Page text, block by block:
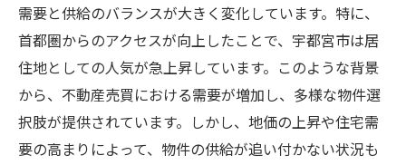
需要と供給のバランスが大きく変化しています。特に、
首都圏からのアクセスが向上したことで、宇都宮市は居
住地としての人気が急上昇しています。このような背景
から、不動産売買における需要が増加し、多様な物件選
択肢が提供されています。しかし、地価の上昇や住宅需
要の高まりによって、物件の供給が追い付かない状況も